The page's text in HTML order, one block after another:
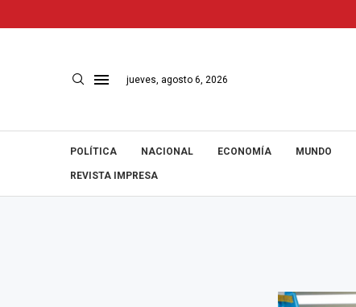
jueves, agosto 6, 2026
POLÍTICA NACIONAL ECONOMÍA MUNDO
REVISTA IMPRESA